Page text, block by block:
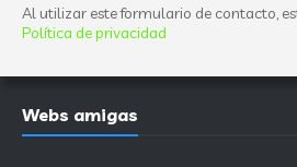
Al utilizar este formulario de contacto,
Política de privacidad
Webs amigas